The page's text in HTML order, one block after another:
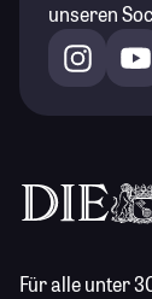
unseren
Für alle unter